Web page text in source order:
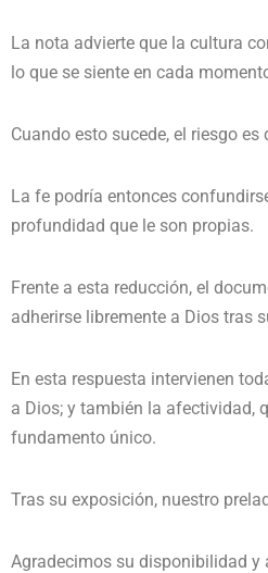
La nota advierte que la cultura
lo que se siente en cada
Cuando esto sucede, el riesgo
La fe podría entonces
profundidad que le son propias.
Frente a esta reducción, el
adherirse libremente a Dios tras
En esta respuesta intervienen
a Dios; y también la afectividad,
fundamento único.
Tras su exposición, nuestro
Agradecimos su disponibilidad